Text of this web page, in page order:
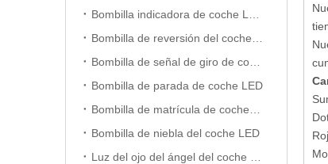
Bombilla de parada de coche LED
Bombilla de niebla del coche LED